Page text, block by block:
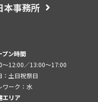
本事務所
プン時間
～12:00／13:00～17:00
：土日祝祭日
ワーク：水
エリア